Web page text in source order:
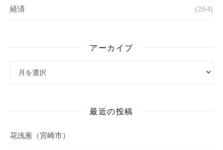
経済 (264)
アーカイブ
最近の投稿
花浅葱（宮崎市）